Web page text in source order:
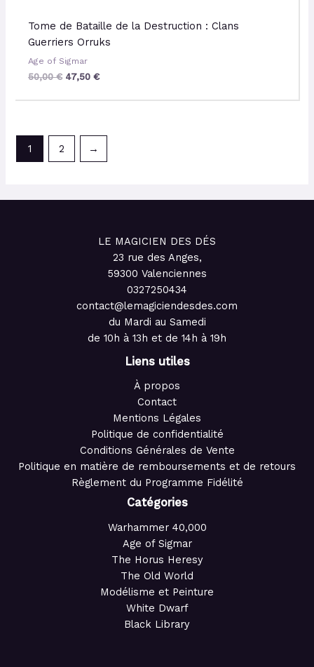
Tome de Bataille de la Destruction : Clans
Guerriers Orruks
Age of Sigmar
50,00€ 47,50 €
1 2 →
LE MAGICIEN DES DÉS
23 rue des Anges,
59300 Valenciennes
0327250434
contact@lemagiciendesdes.com
du Mardi au Samedi
de 10h à 13h et de 14h à 19h
Liens utiles
À propos
Contact
Mentions Légales
Politique de confidentialité
Conditions Générales de Vente
Politique en matière de remboursements et de retours
Règlement du Programme Fidélité
Catégories
Warhammer 40,000
Age of Sigmar
The Horus Heresy
The Old World
Modélisme et Peinture
White Dwarf
Black Library